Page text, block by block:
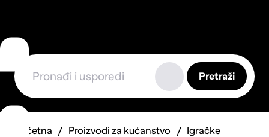
Pretraži
Početna Proizvodi za kućanstvo Igračke